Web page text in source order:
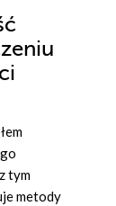
tym
metody